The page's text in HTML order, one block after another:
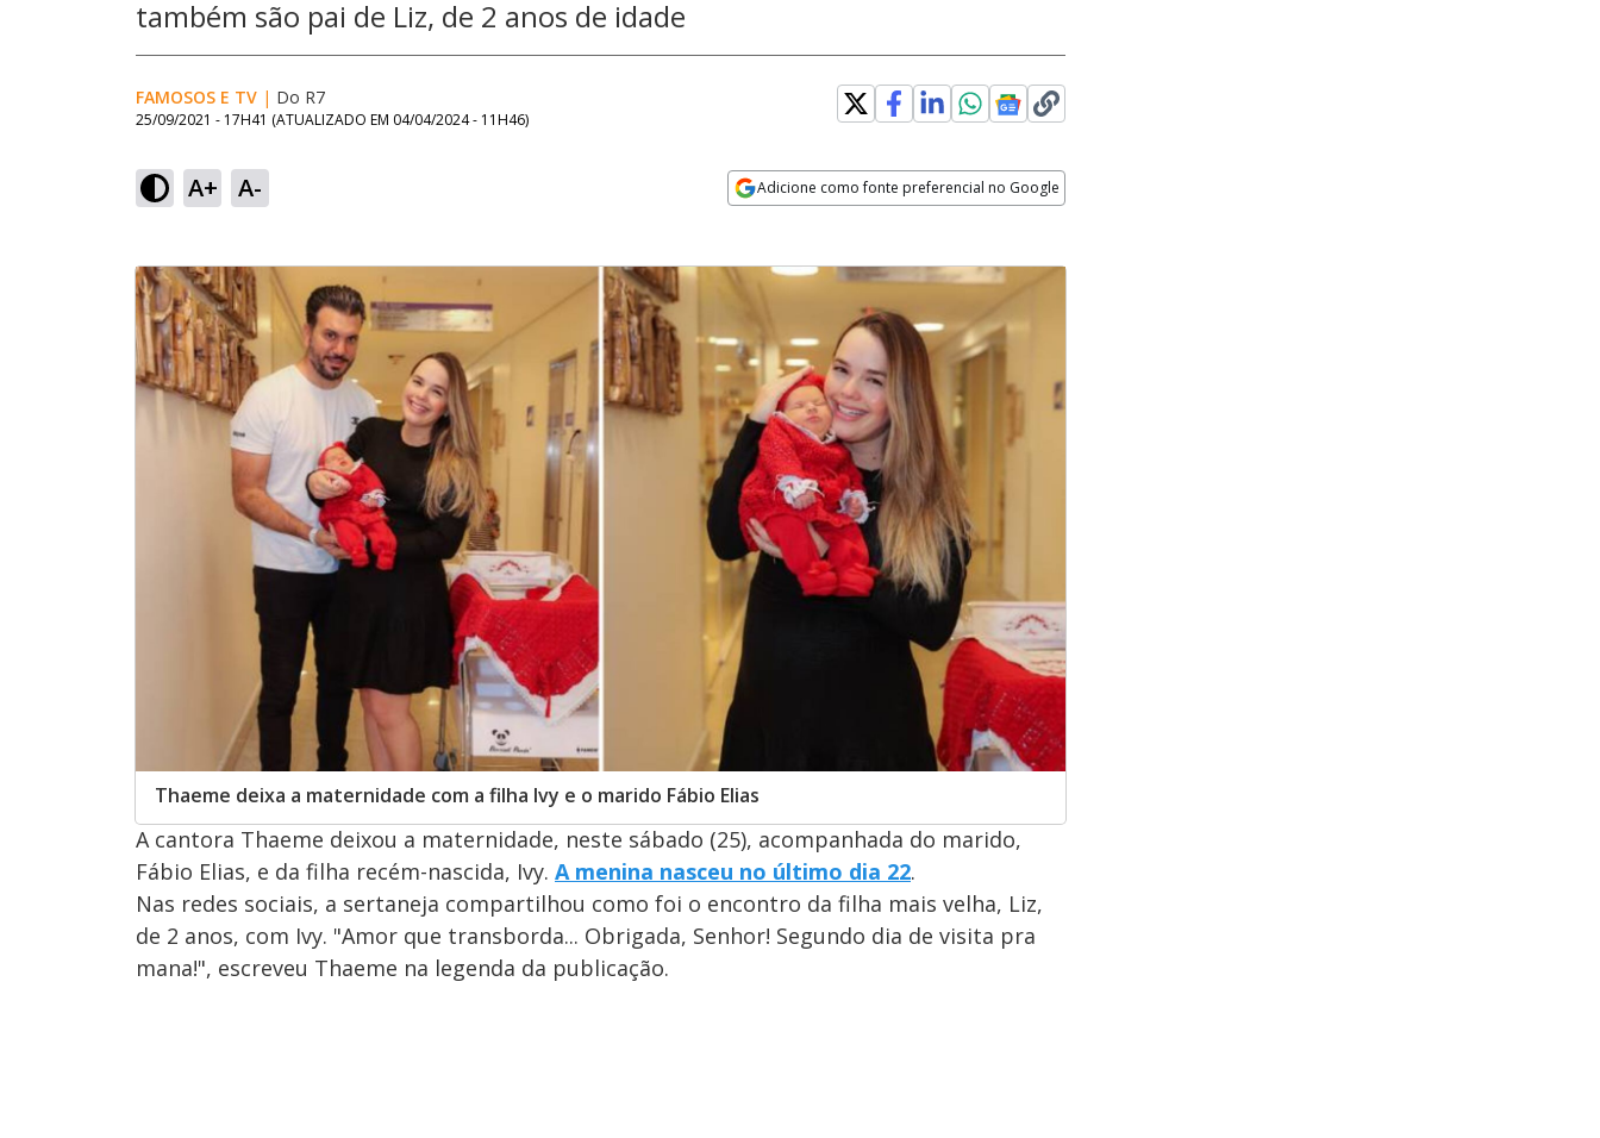
também são pai de Liz, de 2 anos de idade
FAMOSOS E TV | Do R7
25/09/2021 - 17H41 (ATUALIZADO EM 04/04/2024 - 11H46)
A+ A- Adicione como fonte preferencial no Google
Thaeme deixa a maternidade com a filha Ivy e o marido Fábio Elias
A cantora Thaeme deixou a maternidade, neste sábado (25), acompanhada do marido,
Fábio Elias, e da filha recém-nascida, Ivy. A menina nasceu no último dia 22.
Nas redes sociais, a sertaneja compartilhou como foi o encontro da filha mais velha, Liz,
de 2 anos, com Ivy. "Amor que transborda... Obrigada, Senhor! Segundo dia de visita pra
mana!", escreveu Thaeme na legenda da publicação.